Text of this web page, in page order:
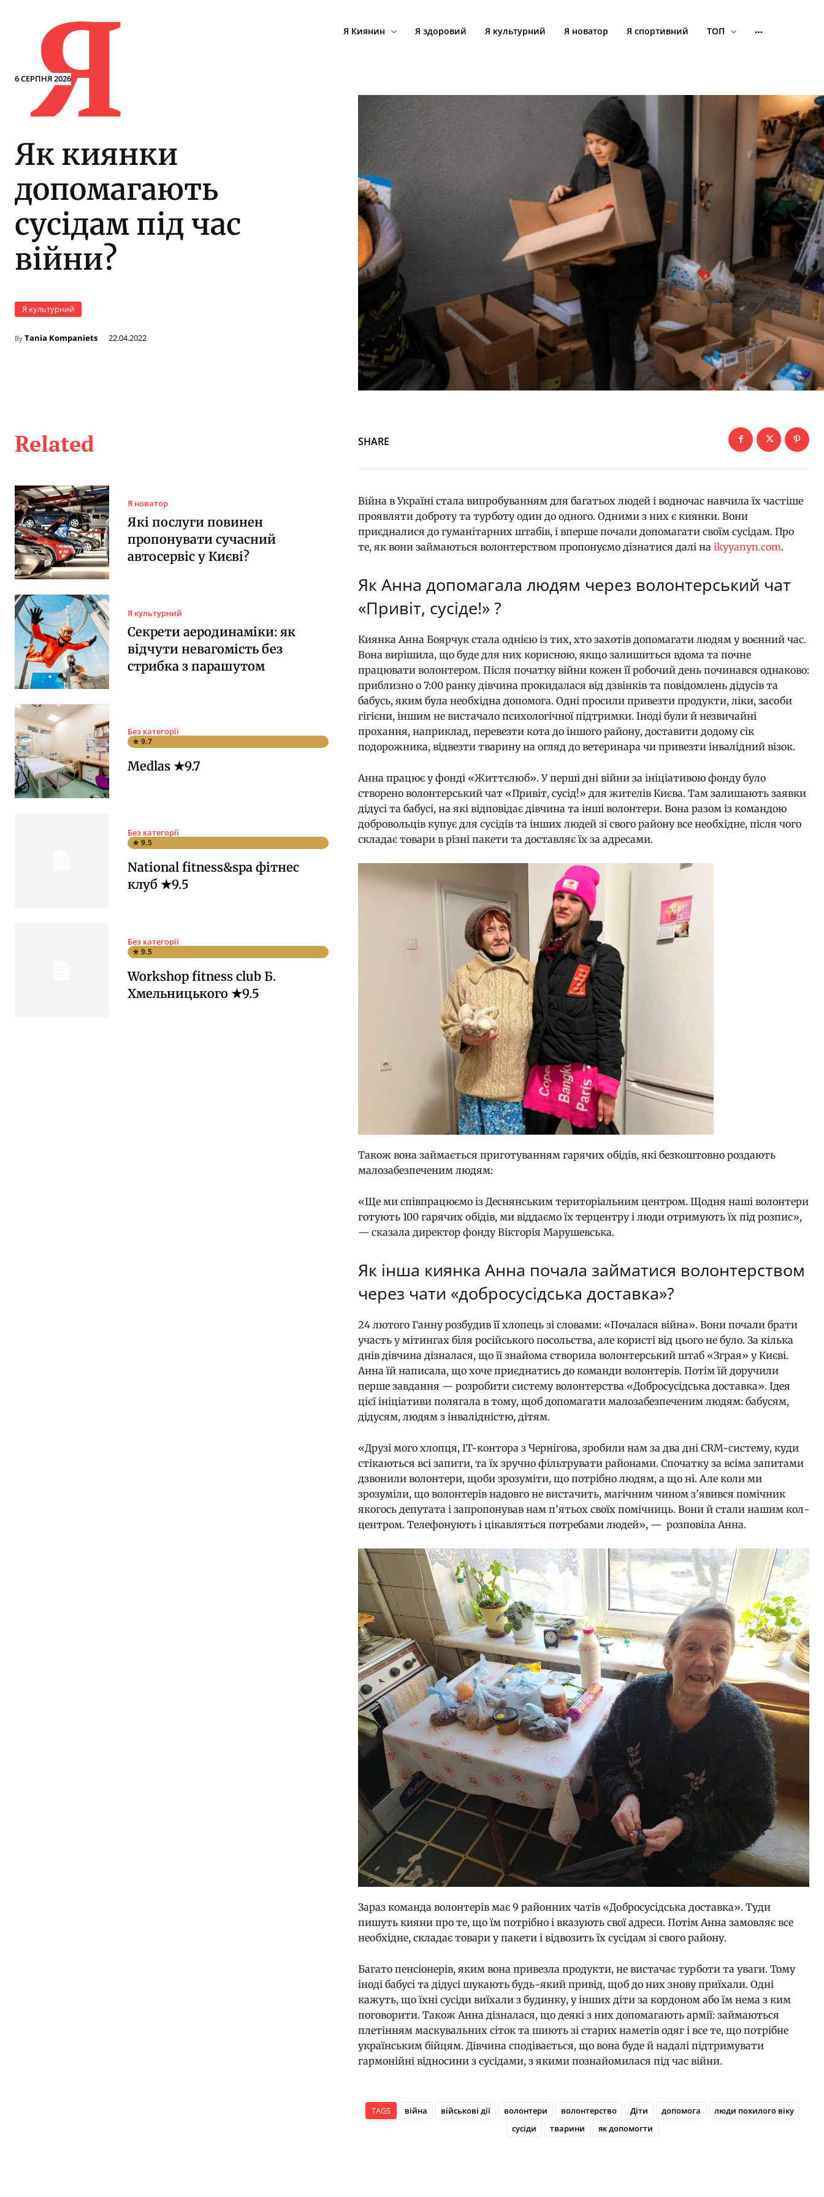
6 СЕРПНЯ 2026
Я Я Киянин Я здоровий Я культурний Я новатор Я спортивний ТОП
Як киянки
допомагають
сусідам під час
війни?
Я культурний
By Tania Kompaniets 22.04.2022
Related
Я новатор
Які послуги повинен
пропонувати сучасний
автосервіс у Києві?
Я культурний
Секрети аеродинаміки: як
відчути невагомість без
стрибка з парашутом
Без категорії
★ 9.7
Medlas ★9.7
Без категорії
★ 9.5
National fitness&spa фітнес
клуб ★9.5
Без категорії
★ 9.5
Workshop fitness club Б.
Хмельницького ★9.5
SHARE
Війна в Україні стала випробуванням для багатьох людей і водночас навчила їх частіше
проявляти доброту та турботу один до одного. Одними з них є киянки. Вони
приєдналися до гуманітарних штабів, і вперше почали допомагати своїм сусідам. Про
те, як вони займаються волонтерством пропонуємо дізнатися далі на ikyyanyn.com.
Як Анна допомагала людям через волонтерський чат
«Привіт, сусіде!» ?
Киянка Анна Боярчук стала однією із тих, хто захотів допомагати людям у воєнний час.
Вона вирішила, що буде для них корисною, якщо залишиться вдома та почне
працювати волонтером. Після початку війни кожен її робочий день починався однаково:
приблизно о 7:00 ранку дівчина прокидалася від дзвінків та повідомлень дідусів та
бабусь, яким була необхідна допомога. Одні просили привезти продукти, ліки, засоби
гігієни, іншим не вистачало психологічної підтримки. Іноді були й незвичайні
прохання, наприклад, перевезти кота до іншого району, доставити додому сік
подорожника, відвезти тварину на огляд до ветеринара чи привезти інвалідний візок.
Анна працює у фонді «Життєлюб». У перші дні війни за ініціативою фонду було
створено волонтерський чат «Привіт, сусід!» для жителів Києва. Там залишають заявки
дідусі та бабусі, на які відповідає дівчина та інші волонтери. Вона разом із командою
добровольців купує для сусідів та інших людей зі свого району все необхідне, після чого
складає товари в різні пакети та доставляє їх за адресами.
Також вона займається приготуванням гарячих обідів, які безкоштовно роздають
малозабезпеченим людям:
«Ще ми співпрацюємо із Деснянським територіальним центром. Щодня наші волонтери
готують 100 гарячих обідів, ми віддаємо їх терцентру і люди отримують їх під розпис»,
— сказала директор фонду Вікторія Марушевська.
Як інша киянка Анна почала займатися волонтерством
через чати «добросусідська доставка»?
24 лютого Ганну розбудив її хлопець зі словами: «Почалася війна». Вони почали брати
участь у мітингах біля російського посольства, але користі від цього не було. За кілька
днів дівчина дізналася, що її знайома створила волонтерський штаб «Зграя» у Києві.
Анна їй написала, що хоче приєднатись до команди волонтерів. Потім їй доручили
перше завдання — розробити систему волонтерства «Добросусідська доставка». Ідея
цієї ініціативи полягала в тому, щоб допомагати малозабезпеченим людям: бабусям,
дідусям, людям з інвалідністю, дітям.
«Друзі мого хлопця, IT-контора з Чернігова, зробили нам за два дні CRM-систему, куди
стікаються всі запити, та їх зручно фільтрувати районами. Спочатку за всіма запитами
дзвонили волонтери, щоби зрозуміти, що потрібно людям, а що ні. Але коли ми
зрозуміли, що волонтерів надовго не вистачить, магічним чином з’явився помічник
якогось депутата і запропонував нам п’ятьох своїх помічниць. Вони й стали нашим кол-
центром. Телефонують і цікавляться потребами людей», — розповіла Анна.
Зараз команда волонтерів має 9 районних чатів «Добросусідська доставка». Туди
пишуть кияни про те, що їм потрібно і вказують свої адреси. Потім Анна замовляє все
необхідне, складає товари у пакети і відвозить їх сусідам зі свого району.
Багато пенсіонерів, яким вона привезла продукти, не вистачає турботи та уваги. Тому
іноді бабусі та дідусі шукають будь-який привід, щоб до них знову приїхали. Одні
кажуть, що їхні сусіди виїхали з будинку, у інших діти за кордоном або їм нема з ким
поговорити. Також Анна дізналася, що деякі з них допомагають армії: займаються
плетінням маскувальних сіток та шиють зі старих наметів одяг і все те, що потрібне
українським бійцям. Дівчина сподівається, що вона буде й надалі підтримувати
гармонійні відносини з сусідами, з якими познайомилася під час війни.
TAGS війна військові дії волонтери волонтерство Діти допомога
люди похилого віку
сусіди
тварини як допомогти